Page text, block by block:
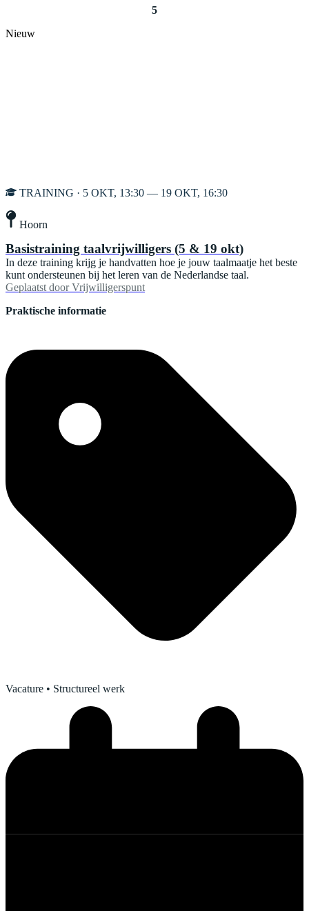
5
Nieuw
TRAINING · 5 OKT, 13:30 — 19 OKT, 16:30
Hoorn
Basistraining taalvrijwilligers (5 & 19 okt)
In deze training krijg je handvatten hoe je jouw taalmaatje het beste
kunt ondersteunen bij het leren van de Nederlandse taal.
Geplaatst door Vrijwilligerspunt
Praktische informatie
Vacature • Structureel werk